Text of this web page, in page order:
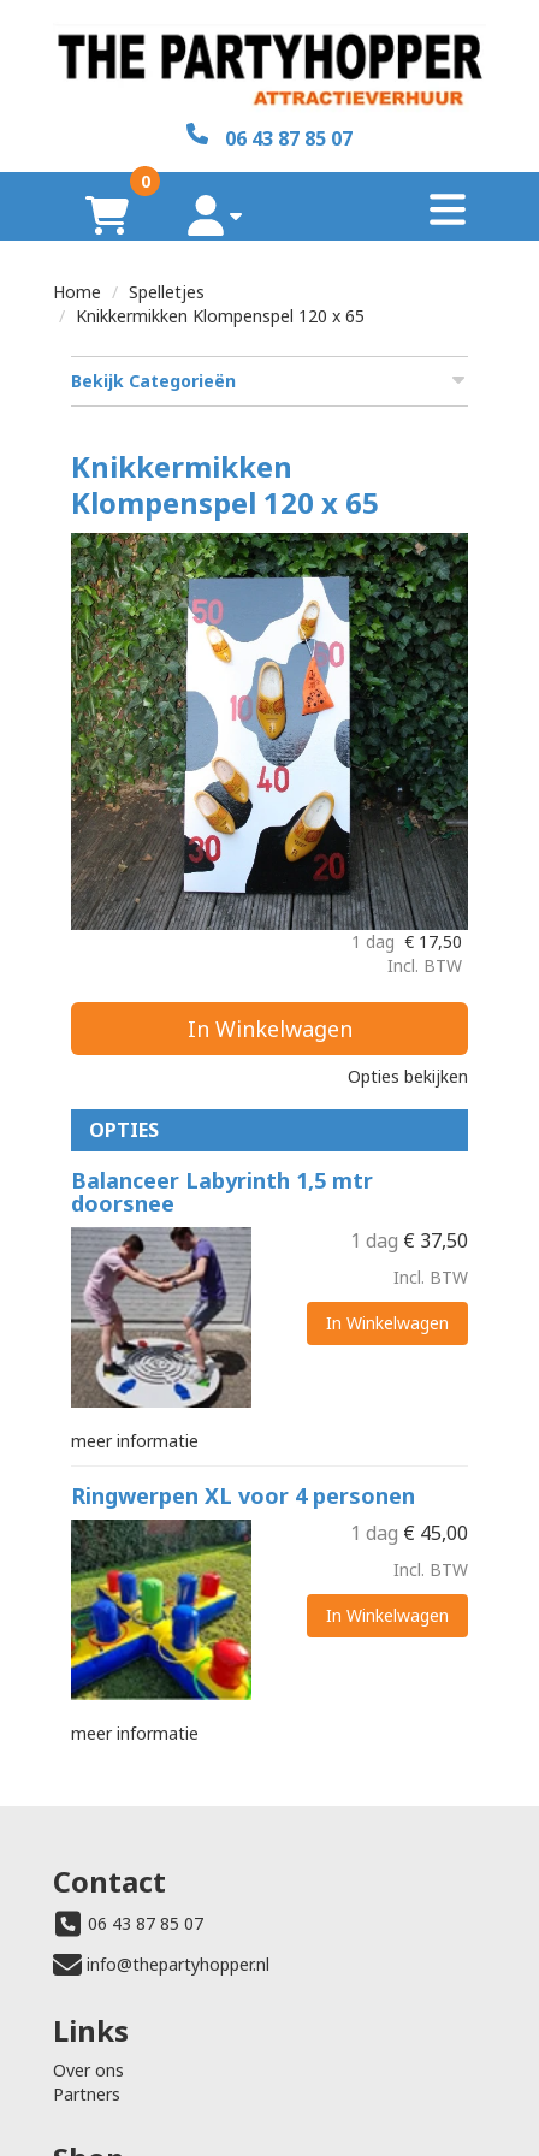
06 43 87 85 07
winkelwagen
0
account
sluiten
ons
Contact
Home
Spelletjes
Knikkermikken Klompenspel 120 x 65
Bekijk Categorieën
Knikkermikken
Klompenspel 120 x 65
1 dag € 17,50
Incl. BTW
In Winkelwagen
Opties bekijken
OPTIES
Balanceer Labyrinth 1,5 mtr
doorsnee
1 dag € 37,50
Incl. BTW
In Winkelwagen
meer informatie
Ringwerpen XL voor 4 personen
1 dag € 45,00
Incl. BTW
In Winkelwagen
meer informatie
Contact
06 43 87 85 07
info@thepartyhopper.nl
Links
Over ons
Partners